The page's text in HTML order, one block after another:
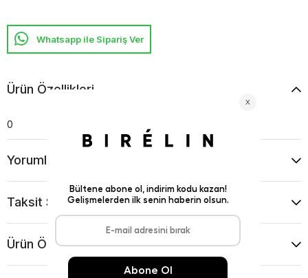
Whatsapp ile Sipariş Ver
Ürün Özellikleri
0
Yorumlar
Taksit Seçenekleri
Ürün Önerileri